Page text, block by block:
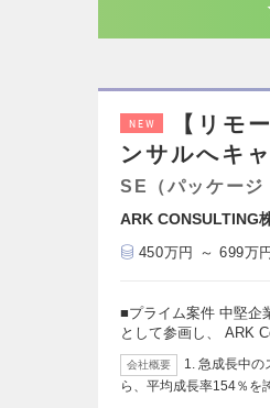
NEW
【リモ
ンサルへキ
SE（パッケージ
ARK CONSULTING
450万円 ～ 699万円
■プライム案件 中堅企
として参画し、 ARK
会社概要
1. 急成長中の
ら、平均成長率154％を